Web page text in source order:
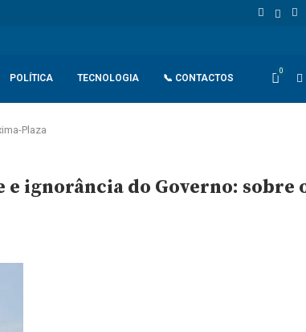
Lukashenko de retaliação João Lourenço recebe
POLÍTICA TECNOLOGIA 📞 CONTACTOS
0
Plaza
ignorância do Governo: sobre